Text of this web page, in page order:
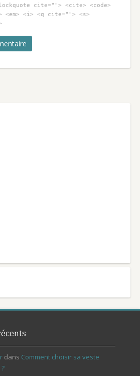
cite=""> <cite> <code>
<em> <i> <q cite=""> <s>
dans Comment choisir sa veste